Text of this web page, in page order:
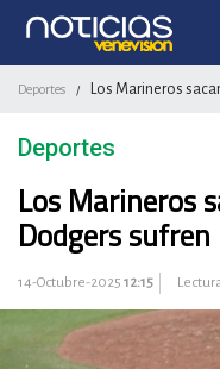
Deportes / Los Marineros
Deportes
Los Marineros
Dodgers
14-Octubre-2025 12:15